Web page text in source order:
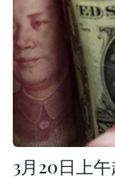
3月20日上